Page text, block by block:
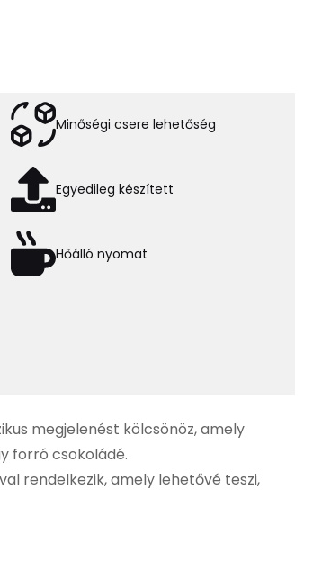
Minőségi csere lehetőség
Egyedileg készített
Hőálló nyomat
megjelenést kölcsönöz, amely
forró csokoládé.
rendelkezik, amely lehetővé teszi,